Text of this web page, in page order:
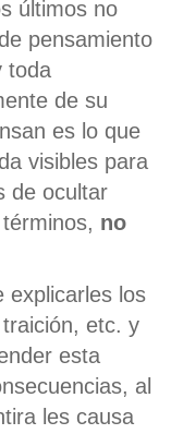
últimos no
pensamiento
toda
de su
es lo que
visibles para
de ocultar
no
explicarles los
etc. y
esta
al
les causa